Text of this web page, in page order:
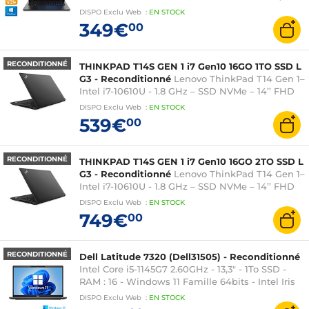
GHz - 14" - Intel UHD Graphics - 2x USB 3.2 - 2x
USB-C - Ethernet - HDMI
DISPO Exclu Web : EN STOCK
349€00
RECONDITIONNÉ
THINKPAD T14S GEN 1 i7 Gen10 16GO 1TO SSD L
G3 - Reconditionné Lenovo ThinkPad T14 Gen 1–
Intel i7-10610U - 1.8 GHz – SSD NVMe – 14’’ FHD
IPS – Intel UHD – 2× USB 3.0 | 2× USB-C | HDMI
DISPO Exclu Web : EN STOCK
539€00
RECONDITIONNÉ
THINKPAD T14S GEN 1 i7 Gen10 16GO 2TO SSD L
G3 - Reconditionné Lenovo ThinkPad T14 Gen 1–
Intel i7-10610U - 1.8 GHz – SSD NVMe – 14’’ FHD
IPS – Intel UHD – 2× USB 3.0 | 2× USB-C | HDMI
DISPO Exclu Web : EN STOCK
749€00
RECONDITIONNÉ
Dell Latitude 7320 (Dell31505) - Reconditionné
Intel Core i5-1145G7 2.60GHz - 13,3" - 1To SSD -
RAM : 16 - Windows 11 Famille 64bits - Intel Iris
Xe
DISPO Exclu Web : EN STOCK